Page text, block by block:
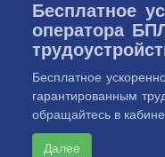
Бесплатное
оператора
Бесплатное
гарантированным
обращайтесь в
Далее